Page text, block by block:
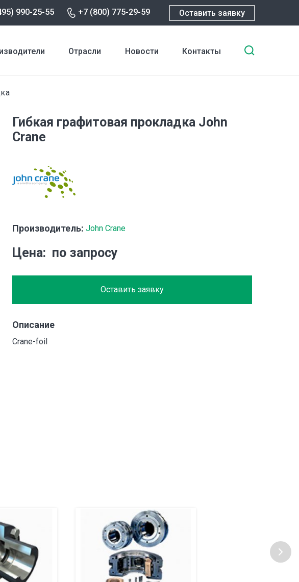
990-25-55 +7 (800) 775-29-59 Оставить заявку
Отрасли Новости Контакты
Гибкая графитовая прокладка John
Crane
Производитель: John Crane
Цена по запросу
Оставить заявку
Описание
Crane-foil